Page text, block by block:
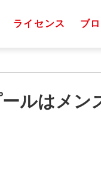
ライセンス ブ
ルはメン